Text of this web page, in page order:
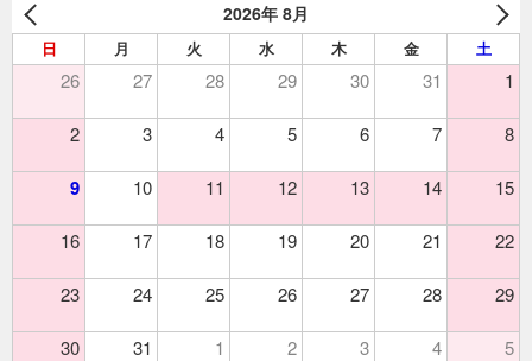
2026年 8月
日 月 火 水 木 金 土
26 27 28 29 30 31 1
2 3 4 5 6 7 8
9 10 11 12 13 14 15
16 17 18 19 20 21 22
23 24 25 26 27 28 29
30 31 1 2 3 4 5